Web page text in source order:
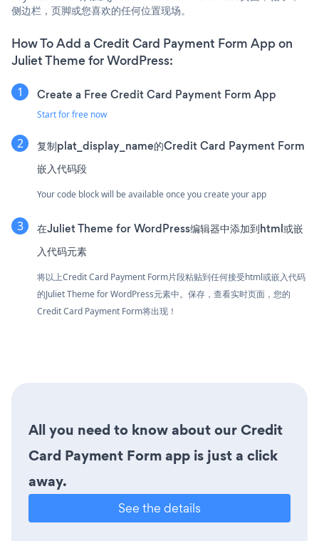
侧边栏，页脚或您喜欢的任何位置现场。
How To Add a Credit Card Payment Form App on
Juliet Theme for WordPress:
Create a Free Credit Card Payment Form App
Start for free now
复制plat_display_name的Credit Card Payment Form
嵌入代码段
Your code block will be available once you create your app
在Juliet Theme for WordPress编辑器中添加到html或嵌
入代码元素
将以上Credit Card Payment Form片段粘贴到任何接受html或嵌入代码
的Juliet Theme for WordPress元素中。保存，查看实时页面，您的
Credit Card Payment Form将出现！
All you need to know about our Credit
Card Payment Form app is just a click
away.
See the details